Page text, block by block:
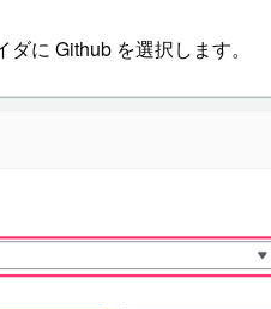
に Github を選択します。